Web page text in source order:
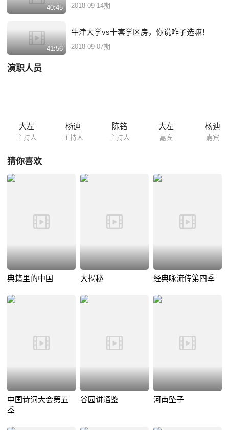
40:45 2018-09-14期
41:56
牛津大学vs十套学区房，你说咋子选嘛！
2018-09-07期
演职人员
大左
主持人
杨迪
主持人
陈铭
主持人
大左
嘉宾
杨迪
嘉宾
猜你喜欢
典籍里的中国 大揭秘 经典咏流传第四季
中国诗词大会第五
季
谷园讲通鉴 河南坠子